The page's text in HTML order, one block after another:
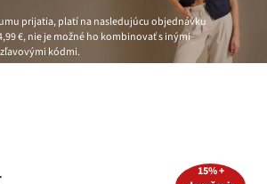
prijatia, platí na nasledujúcu objednávku
€, nie je možné ho kombinovať s inými
zľavovými kódmi.
15% +